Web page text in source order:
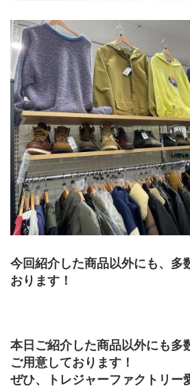
今回紹介した商品以外にも、多
おります！
本日ご紹介した商品以外にも多
ご用意しております！
ぜひ、トレジャーファクトリー